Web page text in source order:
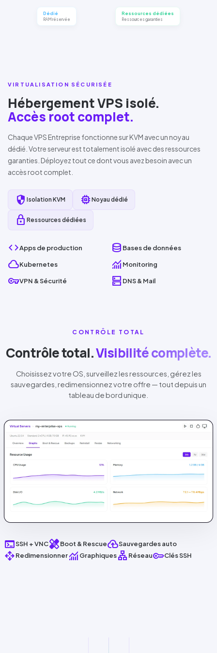
VIRTUALISATION SÉCURISÉE
Hébergement VPS isolé.
Accès root complet.
Chaque VPS Entreprise fonctionne surKVM avec un noyau
dédié. Votre serveur est totalement isolé avec des ressources
garanties. Déployez tout ce dont vous avez besoin avec un
accès root complet.
security Isolation KVM memory Noyau dédié
lock Ressources dédiées
codeApps de production database Bases de données
cloudKubernetes monitoring Monitoring
vpn_keyVPN & Sécurité dns DNS& Mail
Ressources dédiées
Ressources garanties
Dédié
RAM réservée
CONTRÔLE TOTAL
Contrôle total.Visibilité complète.
Choisissez votre OS, surveillez les ressources, gérez les
sauvegardes, redimensionnez votre offre — tout depuis un
tableau de bord unique.
terminalSSH +VNChealingBoot & RescuebackupSauvegardes auto
open_withRedimensionnermonitoring Graphiqueslan RéseaukeyClésSSH